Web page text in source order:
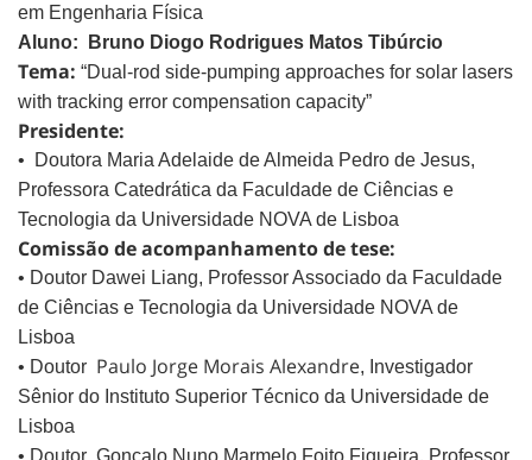
em Engenharia Física
Aluno:
Bruno Diogo Rodrigues Matos Tibúrcio
Tema: “Dual-rod side-pumping approaches for solar lasers
with tracking error compensation capacity”
Presidente:
• Doutora Maria Adelaide de Almeida Pedro de Jesus,
Professora Catedrática da Faculdade de Ciências e
Tecnologia da Universidade NOVA de Lisboa
Comissão de acompanhamento de tese:
• Doutor Dawei Liang, Professor Associado da Faculdade
de Ciências e Tecnologia da Universidade NOVA de
Lisboa
• Doutor Paulo Jorge Morais Alexandre, Investigador
Sênior do Instituto Superior Técnico da Universidade de
Lisboa
• Doutor Gonçalo Nuno Marmelo Foito Figueira, Professor